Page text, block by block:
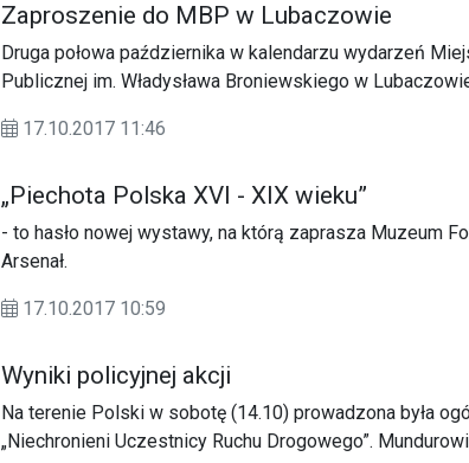
Zaproszenie do MBP w Lubaczowie
Druga połowa października w kalendarzu wydarzeń
Publicznej im. Władysława Broniewskiego w
17.10.2017 11:46
„Piechota Polska XVI - XIX wieku”
- to hasło nowej wystawy, na którą zaprasza Muzeum
Arsenał.
17.10.2017 10:59
Wyniki policyjnej akcji
Na terenie Polski w sobotę (14.10) prowadzona była
„Niechronieni Uczestnicy Ruchu Drogowego”.